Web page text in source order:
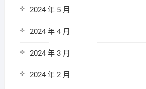
2024 年 5 月
2024 年 4 月
2024 年 3 月
2024 年 2 月